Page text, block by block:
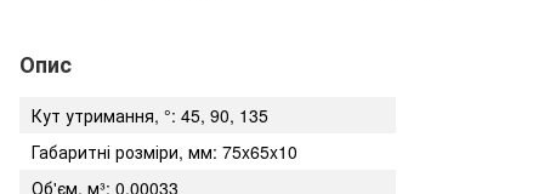
Опис
Кут утримання, °: 45, 90, 135
Габаритні розміри, мм: 75x65x10
Об'єм, м³: 0.00033